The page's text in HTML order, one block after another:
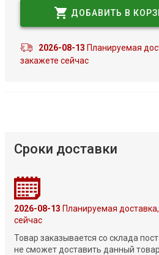
ДОБАВИТЬ В
2026-08-13 Планируемая
закажете сейчас
Сроки доставки
2026-08-13 Планируемая
сейчас
Товар заказывается со склада
не сможет доставить данный